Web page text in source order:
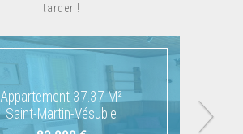
tarder !
Appartement 37.37 M²
Saint-Martin-Vésubie
Chalet 132.34 M²
Venanson